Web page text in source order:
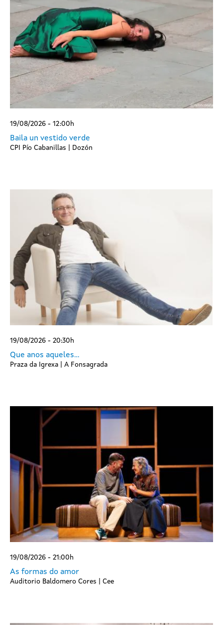
19/08/2026 - 12:00h
Baila un vestido verde
CPI Pío Cabanillas | Dozón
19/08/2026 - 20:30h
Que anos aqueles…
Praza da Igrexa | A Fonsagrada
19/08/2026 - 21:00h
As formas do amor
Auditorio Baldomero Cores | Cee